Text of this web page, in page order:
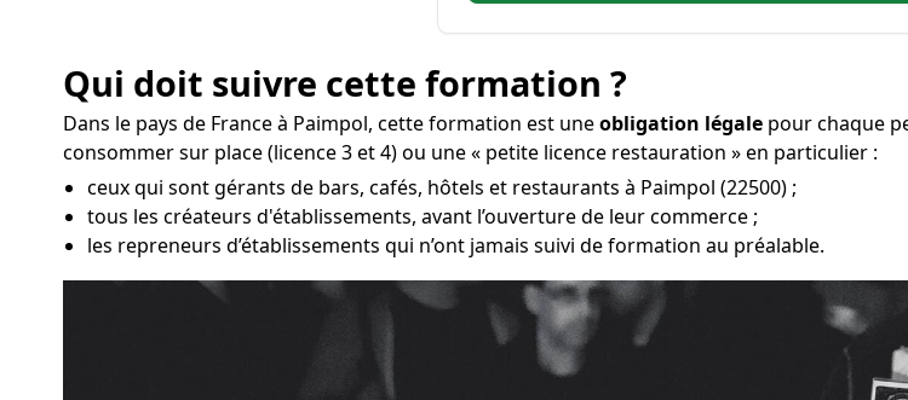
Qui doit suivre cette formation ?
Dans le pays de France à Paimpol, cette formation est uneobligation légale pour chaque
consommer sur place (licence 3 et 4) ou une « petite licence restauration » en particulier :
ceux qui sont gérants de bars, cafés, hôtels et restaurants à Paimpol (22500) ;
tous les créateurs d'établissements, avant l’ouverture de leur commerce ;
les repreneurs d’établissements qui n’ont jamais suivi de formation au préalable.